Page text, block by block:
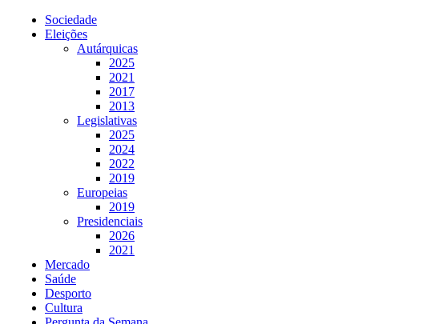
Sociedade
Eleições
Autárquicas
2025
2021
2017
2013
Legislativas
2025
2024
2022
2019
Europeias
2019
Presidenciais
2026
2021
Mercado
Saúde
Desporto
Cultura